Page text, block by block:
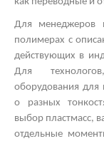
Для менеджеров
полимерах с
действующих в
Для
оборудования для
о разных
выбор пластмасс,
отдельные